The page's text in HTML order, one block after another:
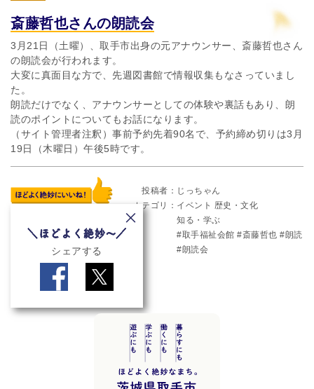
斎藤哲也さんの朗読会
3月21日（土曜）、取手市出身の元アナウンサー、斎藤哲也さん
の朗読会が行われます。
大変に真面目な方で、先週図書館で情報収集もなさっていまし
た。
朗読だけでなく、アナウンサーとしての体験や裏話もあり、朗
読のポイントについてもお話になります。
（サイト管理者注釈）事前予約先着90名で、予約締め切りは3月
19日（木曜日）午後5時です。
シェアする
投稿者
じっちゃん
カテゴリ
イベント 歴史・文化
知る・学ぶ
取手福祉会館
斎藤哲也
朗読
朗読会